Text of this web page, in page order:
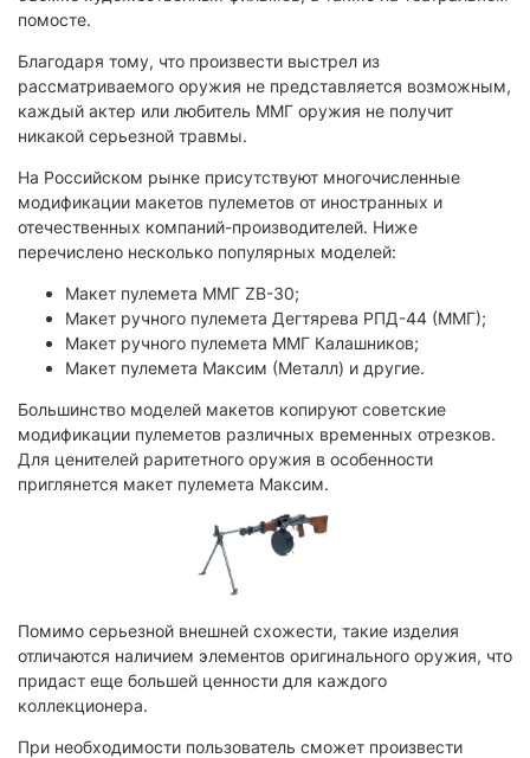
помосте.
Благодаря тому, что произвести выстрел из
рассматриваемого оружия не представляется возможным,
каждый актер или любитель ММГ оружия не получит
никакой серьезной травмы.
На Российском рынке присутствуют многочисленные
модификации макетов пулеметов от иностранных и
отечественных компаний-производителей. Ниже
перечислено несколько популярных моделей:
Макет пулемета ММГ ZB-30;
Макет ручного пулемета Дегтярева РПД-44 (ММГ);
Макет ручного пулемета ММГ Калашников;
Макет пулемета Максим (Металл) и другие.
Большинство моделей макетов копируют советские
модификации пулеметов различных временных отрезков.
Для ценителей раритетного оружия в особенности
приглянется макет пулемета Максим.
Помимо серьезной внешней схожести, такие изделия
отличаются наличием элементов оригинального оружия, что
придаст еще большей ценности для каждого
коллекционера.
При необходимости пользователь сможет произвести